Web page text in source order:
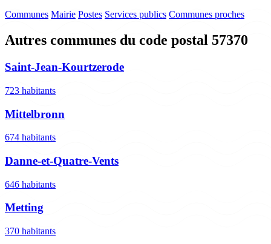
Communes Mairie Postes Services publics Communes proches
Autres communes du code postal 57370
Saint-Jean-Kourtzerode
723 habitants
Mittelbronn
674 habitants
Danne-et-Quatre-Vents
646 habitants
Metting
370 habitants